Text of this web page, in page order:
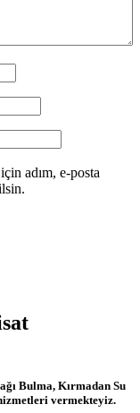
adım, e-posta
Bulma, Kırmadan Su
vermekteyiz.